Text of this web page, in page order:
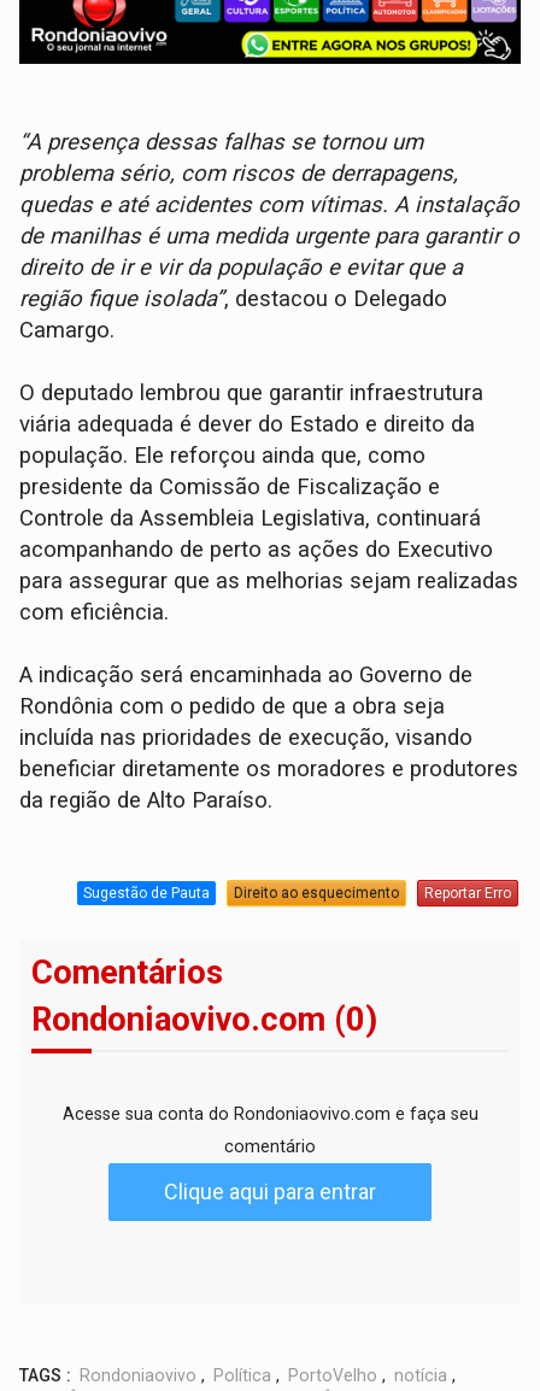
“A presença dessas falhas se tornou um
problema sério, com riscos de derrapagens,
quedas e até acidentes com vítimas. A instalação
de manilhas é uma medida urgente para garantir o
direito de ir e vir da população e evitar que a
região fique isolada”, destacou o Delegado
Camargo.
O deputado lembrou que garantir infraestrutura
viária adequada é dever do Estado e direito da
população. Ele reforçou ainda que, como
presidente da Comissão de Fiscalização e
Controle da Assembleia Legislativa, continuará
acompanhando de perto as ações do Executivo
para assegurar que as melhorias sejam realizadas
com eficiência.
A indicação será encaminhada ao Governo de
Rondônia com o pedido de que a obra seja
incluída nas prioridades de execução, visando
beneficiar diretamente os moradores e produtores
da região de Alto Paraíso.
Sugestão de Pauta Direito ao esquecimento Reportar Erro
Comentários
Rondoniaovivo.com (0)
Acesse sua conta do Rondoniaovivo.com e faça seu
comentário
Clique aqui para entrar
TAGS : Rondoniaovivo , Política , PortoVelho , notícia ,